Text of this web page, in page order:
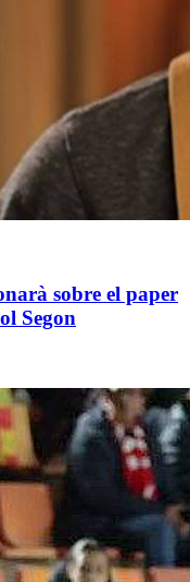
sobre el paper
Segon